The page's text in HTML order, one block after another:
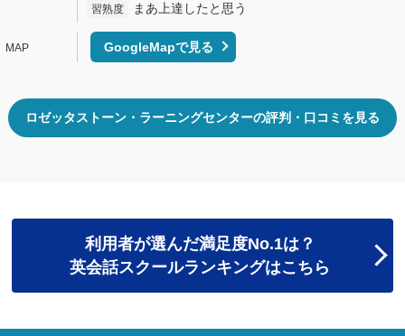
習熟度 まあ上達したと思う
GoogleMapで見る
ロゼッタストーン・ラーニングセンターの評判・口コミを見る
利用者が選んだ満足度No.1は？
英会話スクールランキングはこちら